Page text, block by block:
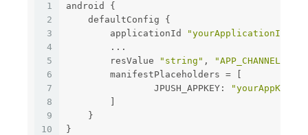
1
2
3
4
5
6
7
8
9
10
android {
    defaultConfig {
        applicationId
"yourApplicationId"
        ...
        resValue
"string" , "APP_CHANNEL"
        manifestPlaceholders = [
                JPUSH_APPKEY:
"yourAppKey"
    }
}